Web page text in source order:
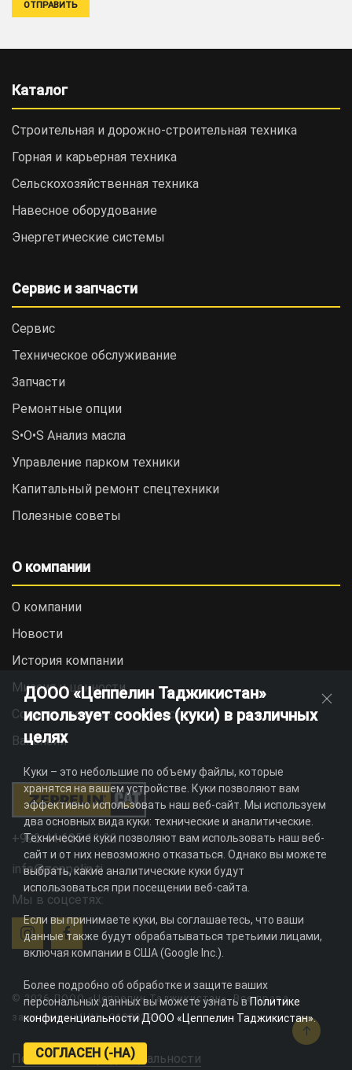
Каталог
Строительная и дорожно-cтроительная техника
Горная и карьерная техника
Сельскохозяйственная техника
Навесное оборудование
Энергетические системы
Сервис и запчасти
Сервис
Техническое обслуживание
Запчасти
Ремонтные опции
S•O•S Анализ масла
Управление парком техники
Капитальный ремонт спецтехники
Полезные советы
О компании
О компании
Новости
История компании
Миссия и ценности
Социальная ответственность
Вакансии
+992 44 625 11 22
info@zeppelin.tj
Мы в соцсетях:
© 2026 ДООО «Цеппелин Таджикистан». Все права
защищены. ИНН - 010082996
Политика конфиденциальности
ДООО «Цеппелин Таджикистан»
использует cookies (куки) в различных
целях
Куки – это небольшие по объему файлы, которые
хранятся на вашем устройстве. Куки позволяют вам
эффективно использовать наш веб-сайт. Мы используем
два основных вида куки: технические и аналитические.
Технические куки позволяют вам использовать наш веб-
сайт и от них невозможно отказаться. Однако вы можете
выбрать, какие аналитические куки будут
использоваться при посещении веб-сайта.
Если вы принимаете куки, вы соглашаетесь, что ваши
данные также будут обрабатываться третьими лицами,
включая компании в США (Google Inc.).
Более подробно об обработке и защите ваших
персональных данных вы можете узнать вПолитике
конфиденциальности ДООО «Цеппелин Таджикистан».
СОГЛАСЕН (-НА)